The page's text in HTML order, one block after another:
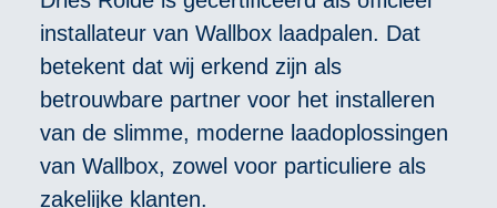
installateur van Wallbox laadpalen. Dat
betekent dat wij erkend zijn als
betrouwbare partner voor het installeren
van de slimme, moderne laadoplossingen
van Wallbox, zowel voor particuliere als
zakelijke klanten.